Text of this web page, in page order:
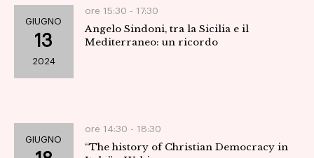
GIUGNO
13
2024
ore 15:30 - 17:30
Angelo Sindoni, tra la Sicilia e il
Mediterraneo: un ricordo
GIUGNO
ore 14:30 - 18:30
“The history of Christian Democracy in